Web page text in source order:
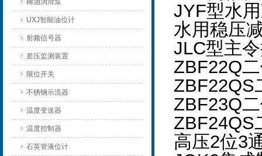
稀油润滑泵
UXJ智能油位计
射频信号器
差压监测装置
限位开关
不锈钢示流器
温度变送器
温度控制器
石英管液位计
JYF型水
水用稳压
JLC型主
ZBF22Q
ZBF22QS
ZBF23Q
ZBF24QS
高压2位3